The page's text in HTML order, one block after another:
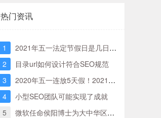
热门资讯
1
2021年五一法定节假日是几日？实际哪几天三倍工资？附五一三薪时刻表！
2
目录url如何设计符合SEO规范
3
2020年五一连放5天假！2021年五一劳动节放假时间全新分配
4
小型SEO团队可能实现了成就
5
微软任命侯阳博士为大中华区董事长兼首席执行官